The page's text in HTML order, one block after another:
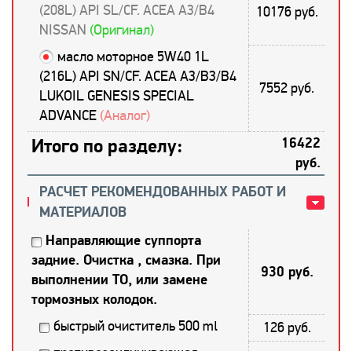
(208L) API SL/CF. ACEA A3/B4
NISSAN (Оригинал)
10176 руб.
масло моторное 5W40 1L
(216L) API SN/CF. ACEA A3/B3/B4
LUKOIL GENESIS SPECIAL
ADVANCE (Аналог)
7552 руб.
Итого по разделу:
16422
руб.
РАСЧЕТ РЕКОМЕНДОВАННЫХ РАБОТ И
МАТЕРИАЛОВ
Направляющие суппорта
задние. Очистка , смазка. При
выполнении ТО, или замене
тормозных колодок.
930 руб.
быстрый очиститель 500 ml
126 руб.